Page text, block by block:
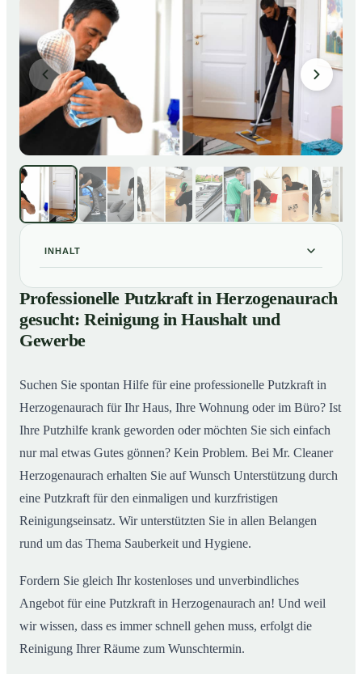
INHALT
01 Professionelle Putzkraft in Herzogenaurach gesucht:
Reinigung in Haushalt und Gewerbe
So einfach buchen Sie eine Putzkraft in
Herzogenaurach
Professionelle Putzkraft in Herzogenaurach
gesucht: Reinigung in Haushalt und
Gewerbe
Suchen Sie spontan Hilfe für eine professionelle Putzkraft in
Herzogenaurach für Ihr Haus, Ihre Wohnung oder im Büro? Ist
Ihre Putzhilfe krank geworden oder möchten Sie sich einfach
nur mal etwas Gutes gönnen? Kein Problem. Bei Mr. Cleaner
Herzogenaurach erhalten Sie auf Wunsch Unterstützung durch
eine Putzkraft für den einmaligen und kurzfristigen
Reinigungseinsatz. Wir unterstützten Sie in allen Belangen
rund um das Thema Sauberkeit und Hygiene.
Fordern Sie gleich Ihr kostenloses und unverbindliches
Angebot für eine Putzkraft in Herzogenaurach an! Und weil
wir wissen, dass es immer schnell gehen muss, erfolgt die
Reinigung Ihrer Räume zum Wunschtermin.